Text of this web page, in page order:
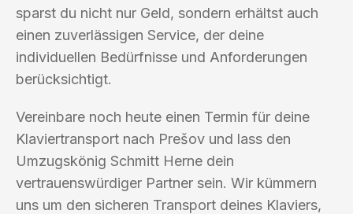
sparst du nicht nur Geld, sondern erhältst auch
einen zuverlässigen Service, der deine
individuellen Bedürfnisse und Anforderungen
berücksichtigt.
Vereinbare noch heute einen Termin für deine
Klaviertransport nach Prešov und lass den
Umzugskönig Schmitt Herne dein
vertrauenswürdiger Partner sein. Wir kümmern
uns um den sicheren Transport deines Klaviers,